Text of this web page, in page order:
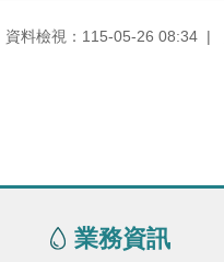
資料檢視：115-05-26 08:34
業務資訊